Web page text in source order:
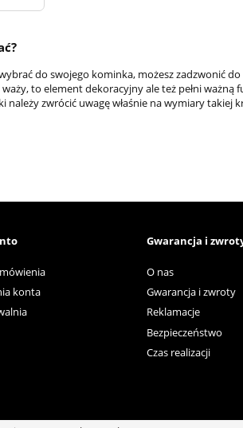
do swojego kominka, możesz zadzwonić
to element dekoracyjny ale też pełni
należy zwrócić uwagę właśnie na wymiary takiej
konta
Gwarancja i
O nas
Gwarancja i zwroty
Reklamacje
Bezpieczeństwo
Czas realizacji